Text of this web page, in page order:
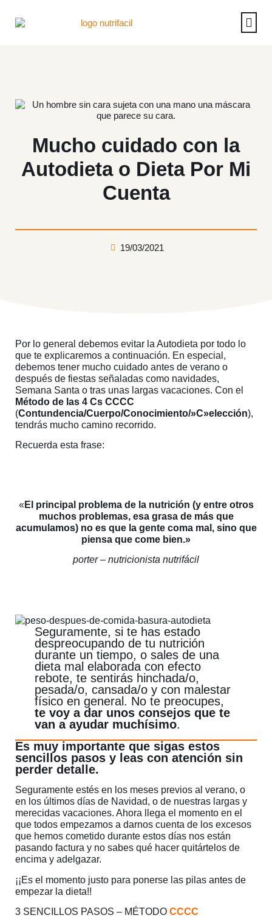
Mucho cuidado con la
Autodieta o Dieta Por Mi
Cuenta
19/03/2021
Por lo general debemos evitar la Autodieta por todo lo
que te explicaremos a continuación. En especial,
debemos tener mucho cuidado antes de verano o
después de fiestas señaladas como navidades,
Semana Santa o tras unas largas vacaciones. Con el
Método de las 4 Cs CCCC
(Contundencia/Cuerpo/Conocimiento/»C»elección),
tendrás mucho camino recorrido.
Recuerda esta frase:
« El principal problema de la nutrición (y entre otros
muchos problemas, esa grasa de más que
acumulamos) no es que la gente coma mal, sino que
piensa que come bien.»
porter – nutricionista nutrifácil
Seguramente, si te has estado
despreocupando de tu nutrición
durante un tiempo, o sales de una
dieta mal elaborada con efecto
rebote, te sentirás hinchada/o,
pesada/o, cansada/o y con malestar
físico en general. No te preocupes,
te voy a dar unos consejos que te
van a ayudar muchísimo.
Es muy importante que sigas estos
sencillos pasos y leas con atención sin
perder detalle.
Seguramente estés en los meses previos al verano, o
en los últimos días de Navidad, o de nuestras largas y
merecidas vacaciones. Ahora llega el momento en el
que todos empezamos a darnos cuenta de los excesos
que hemos cometido durante estos días nos están
pasando factura y no sabes qué hacer quitártelos de
encima y adelgazar.
¡¡Es el momento justo para ponerse las pilas antes de
empezar la dieta!!
3 SENCILLOS PASOS – MÉTODO CCCC